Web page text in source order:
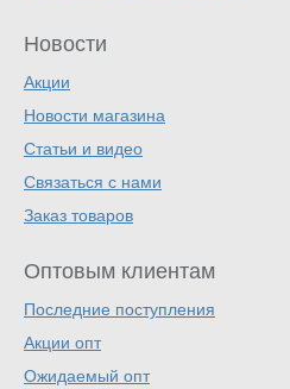
Новости
Акции
Новости магазина
Статьи и видео
Связаться с нами
Заказ товаров
Оптовым клиентам
Последние поступления
Акции опт
Ожидаемый опт